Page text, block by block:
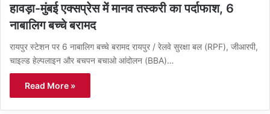
हावड़ा-मुंबई एक्सप्रेस में मानव तस्करी का पर्दाफाश, 6
नाबालिग बच्चे बरामद
रायपुर स्टेशन पर 6 नाबालिग बच्चे बरामद रायपुर / रेलवे सुरक्षा बल (RPF), जीआरपी,
चाइल्ड हेल्पलाइन और बचपन बचाओ आंदोलन (BBA)…
Read More »